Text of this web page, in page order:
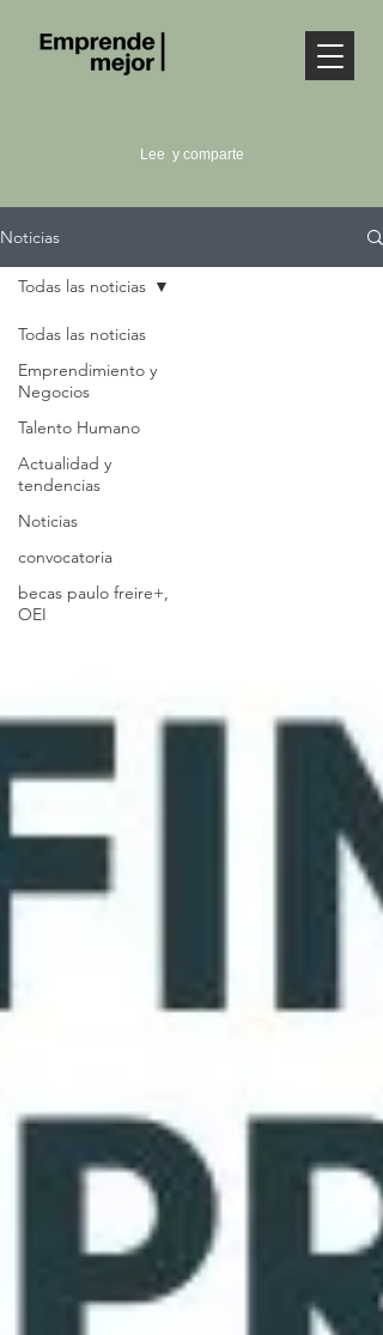
Lee y comparte
Noticias
Todas las noticias
Emprendimiento y
Negocios
Talento Humano
Actualidad y
tendencias
Noticias
convocatoria
becas paulo freire+,
OEI
Todas las noticias